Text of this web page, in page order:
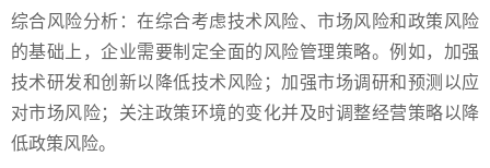
综合风险分析：在综合考虑技术风险、市场风险和政策风险
的基础上，企业需要制定全面的风险管理策略。例如，加强
技术研发和创新以降低技术风险；加强市场调研和预测以应
对市场风险；关注政策环境的变化并及时调整经营策略以降
低政策风险。